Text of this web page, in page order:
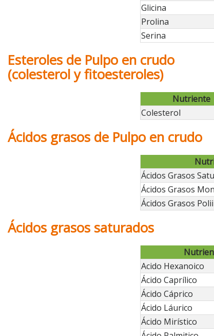
Glicina
Prolina
Serina
Esteroles de Pulpo en crudo
(colesterol y fitoesteroles)
Nutriente
Colesterol
Ácidos grasos de Pulpo en crudo
Ácidos Grasos
Ácidos Grasos
Ácidos Grasos
Ácidos grasos saturados
Acido Hexanoico
Ácido Caprílico
Ácido Cáprico
Ácido Láurico
Ácido Mirístico